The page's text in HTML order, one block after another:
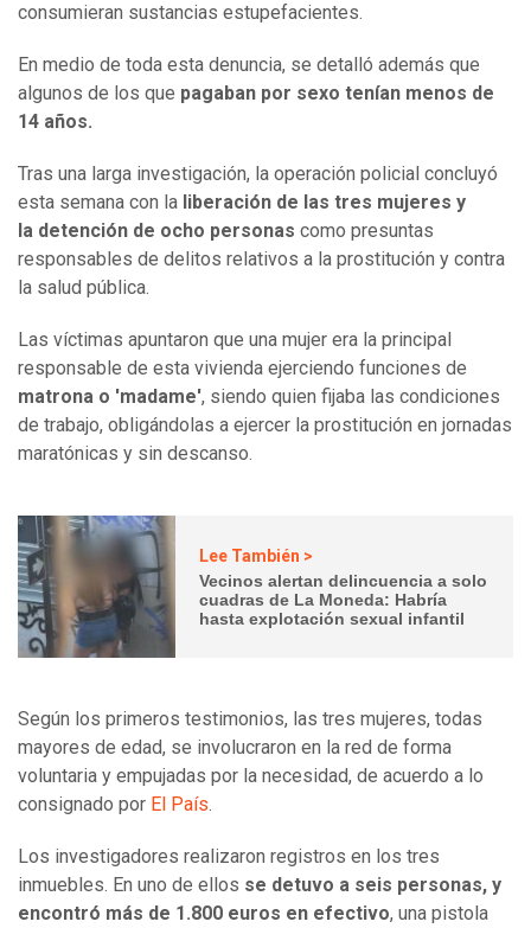
consumieran sustancias estupefacientes.
En medio de toda esta denuncia, se detalló además que
algunos de los que pagaban por sexo tenían menos de
14 años.
Tras una larga investigación, la operación policial concluyó
esta semana con la liberación de las tres mujeres y
la detención de ocho personas como presuntas
responsables de delitos relativos a la prostitución y contra
la salud pública.
Las víctimas apuntaron que una mujer era la principal
responsable de esta vivienda ejerciendo funciones de
matrona o 'madame', siendo quien fijaba las condiciones
de trabajo, obligándolas a ejercer la prostitución en jornadas
maratónicas y sin descanso.
Lee También >
Vecinos alertan delincuencia a solo
cuadras de La Moneda: Habría
hasta explotación sexual infantil
Según los primeros testimonios, las tres mujeres, todas
mayores de edad, se involucraron en la red de forma
voluntaria y empujadas por la necesidad, de acuerdo a lo
consignado por El País.
Los investigadores realizaron registros en los tres
inmuebles. En uno de ellos se detuvo a seis personas, y
encontró más de 1.800 euros en efectivo, una pistola